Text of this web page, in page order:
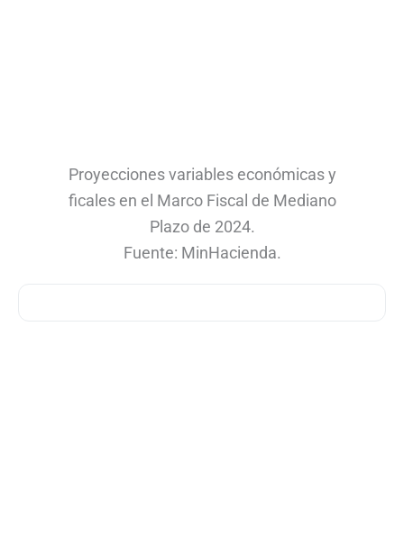
Proyecciones variables económicas y
ficales en el Marco Fiscal de Mediano
Plazo de 2024.
Fuente: MinHacienda.